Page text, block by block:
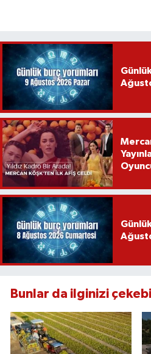
Bunlar da ilginizi